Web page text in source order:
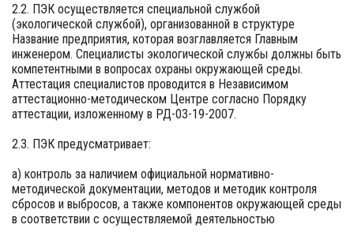
2.2. ПЭК осуществляется специальной службой
(экологической службой), организованной в структуре
Название предприятия, которая возглавляется Главным
инженером. Специалисты экологической службы должны быть
компетентными в вопросах охраны окружающей среды.
Аттестация специалистов проводится в Независимом
аттестационно-методическом Центре согласно Порядку
аттестации, изложенному в РД-03-19-2007.
2.3. ПЭК предусматривает:
а) контроль за наличием официальной нормативно-
методической документации, методов и методик контроля
сбросов и выбросов, а также компонентов окружающей среды
в соответствии с осуществляемой деятельностью